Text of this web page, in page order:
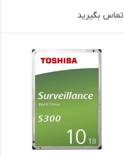
تماس بگیرید